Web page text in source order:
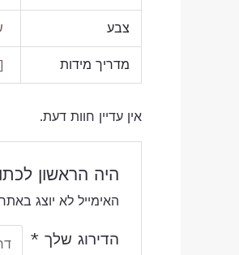
צבע
מדריך מידות [0 = XS]
אין עדיין חוות דעת.
היה הראשון
האימייל לא יוצג
הדירוג שלך *